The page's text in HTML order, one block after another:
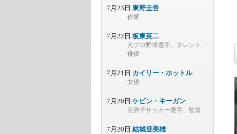
7月23日 東野圭吾
作家
7月22日 板東英二
元プロ野球選手、タレント、
俳優
7月21日 カイリー・ホットル
女優
7月20日 ケビン・キーガン
元男子サッカー選手、監督
7月20日 結城登美雄